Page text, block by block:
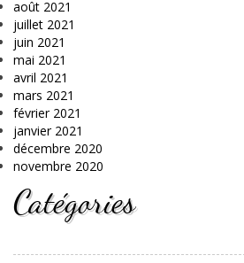
août 2021
juillet 2021
juin 2021
mai 2021
avril 2021
mars 2021
février 2021
janvier 2021
décembre 2020
novembre 2020
Catégories